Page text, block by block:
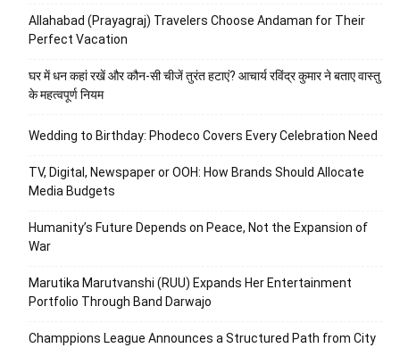
Allahabad (Prayagraj) Travelers Choose Andaman for Their
Perfect Vacation
घर में धन कहां रखें और कौन-सी चीजें तुरंत हटाएं? आचार्य रविंद्र कुमार ने बताए वास्तु
के महत्वपूर्ण नियम
Wedding to Birthday: Phodeco Covers Every Celebration Need
TV, Digital, Newspaper or OOH: How Brands Should Allocate
Media Budgets
Humanity’s Future Depends on Peace, Not the Expansion of
War
Marutika Marutvanshi (RUU) Expands Her Entertainment
Portfolio Through Band Darwajo
Champpions League Announces a Structured Path from City